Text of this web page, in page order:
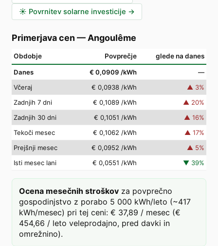
☀️ Povrnitev solarne investicije →
Primerjava cen — Angoulême
Obdobje Povprečje glede na danes
Danes € 0,0909 /kWh
—
Včeraj
€ 0,0938 /kWh ▲ 3%
Zadnjih 7 dni
€ 0,1089 /kWh ▲ 20%
Zadnjih 30 dni
€ 0,1051 /kWh ▲ 16%
Tekoči mesec
€ 0,1062 /kWh ▲ 17%
Prejšnji mesec
€ 0,0952 /kWh ▲ 5%
Isti mesec lani
€ 0,0551 /kWh ▼ 39%
Ocena mesečnih stroškov za povprečno
gospodinjstvo z porabo 5 000 kWh/leto (~417
kWh/mesec) pri tej ceni: € 37,89 / mesec (€
454,66 / leto veleprodajno, pred davki in
omrežnino).